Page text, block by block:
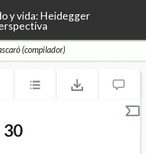
y vida: Heidegger
(compilador)
30